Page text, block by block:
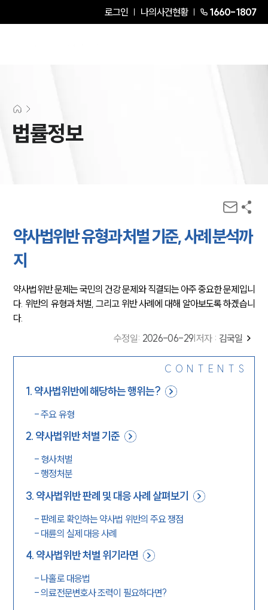
로그인 나의사건현황 1660-1807
법률정보
약사법위반 유형과 처벌 기준, 사례 분석까
지
약사법위반 문제는 국민의 건강 문제와 직결되는 아주 중요한 문제입니
다. 위반의 유형과 처벌, 그리고 위반 사례에 대해 알아보도록 하겠습니
다.
수정일: 2026-06-29 저자 : 김국일
CONTENTS
1. 약사법위반에 해당하는 행위는?
-주요 유형
2. 약사법위반 처벌 기준
- 형사처벌
-행정처분
3. 약사법위반 판례 및 대응 사례 살펴보기
- 판례로 확인하는 약사법 위반의 주요 쟁점
- 대륜의 실제 대응 사례
4. 약사법위반 처벌 위기라면
- 나홀로 대응법
-의료전문변호사 조력이 필요하다면?